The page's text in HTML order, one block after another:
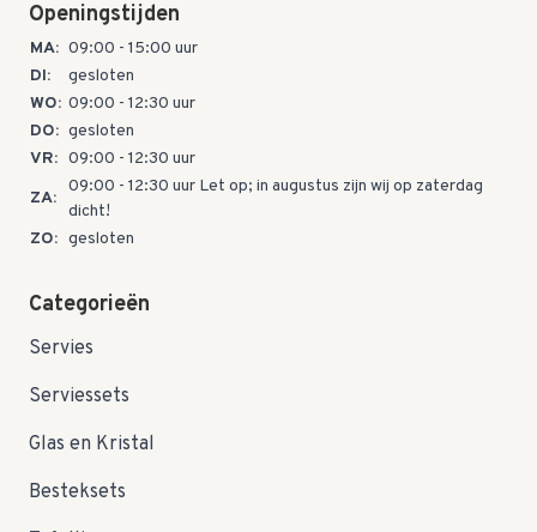
Openingstijden
MA: 09:00 - 15:00 uur
DI:
gesloten
WO: 09:00 - 12:30 uur
DO: gesloten
VR: 09:00 - 12:30 uur
ZA:
09:00 - 12:30 uur Let op; in augustus zijn wij op zaterdag
dicht!
ZO: gesloten
Categorieën
Servies
Serviessets
Glas en Kristal
Besteksets